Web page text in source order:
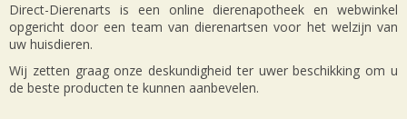
Direct-Dierenarts is een online dierenapotheek en webwinkel
opgericht door een team van dierenartsen voor het welzijn van
uw huisdieren.
Wij zetten graag onze deskundigheid ter uwer beschikking om u
de beste producten te kunnen aanbevelen.